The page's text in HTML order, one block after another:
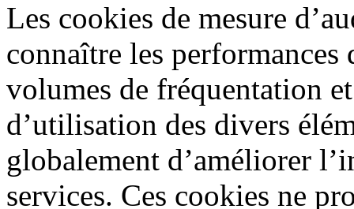
Les cookies de mesure
connaître les
volumes de fréquentation
d’utilisation des divers
globalement d’améliorer
services. Ces cookies ne